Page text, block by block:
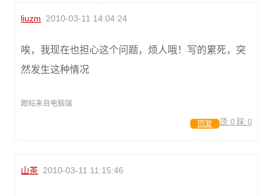
liuzm 2010-03-11 14:04:24
唉，我现在也担心这个问题，烦人哦！写的累死，突
然发生这种情况
跟帖来自电脑端
顶: 0 踩: 0
回复
山茶 2010-03-11 11:15:46